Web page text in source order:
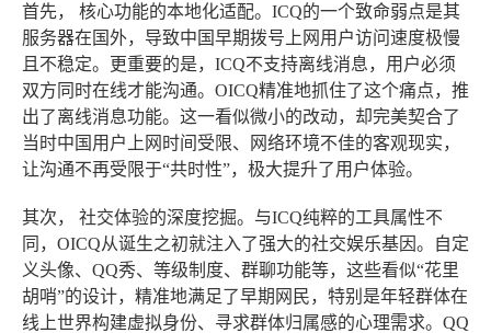
首先， 核心功能的本地化适配。ICQ的一个致命弱点是其
服务器在国外，导致中国早期拨号上网用户访问速度极慢
且不稳定。更重要的是，ICQ不支持离线消息，用户必须
双方同时在线才能沟通。OICQ精准地抓住了这个痛点，推
出了离线消息功能。这一看似微小的改动，却完美契合了
当时中国用户上网时间受限、网络环境不佳的客观现实，
让沟通不再受限于“共时性”，极大提升了用户体验。
其次， 社交体验的深度挖掘。与ICQ纯粹的工具属性不
同，OICQ从诞生之初就注入了强大的社交娱乐基因。自定
义头像、QQ秀、等级制度、群聊功能等，这些看似“花里
胡哨”的设计，精准地满足了早期网民，特别是年轻群体在
线上世界构建虚拟身份、寻求群体归属感的心理需求。QQ